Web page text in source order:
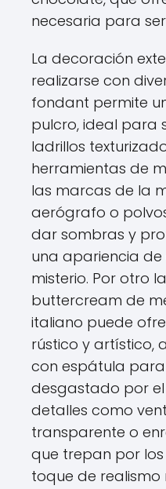
necesaria para
La decoración
realizarse con
fondant permite
pulcro, ideal para
ladrillos
herramientas de
las marcas de la
aerógrafo o
dar sombras y
una apariencia
misterio. Por otro
buttercream de
italiano puede
rústico y artístico,
con espátula
desgastado por el
detalles como
transparente o
que trepan por
toque de